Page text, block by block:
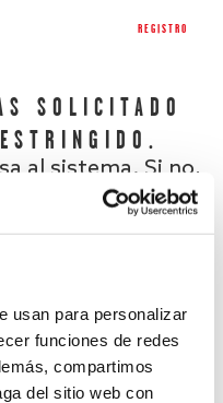
usan para personalizar
funciones de redes
compartimos
del sitio web con
REGISTRO
SOLICITADO
al sistema. Si no,